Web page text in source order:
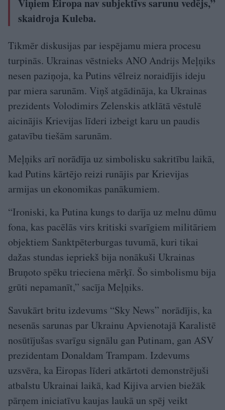
Viņiem Eiropa nav subjektīvs sarunu vedējs,”
skaidroja Kuleba.
Tikmēr diskusijas par iespējamu miera procesu
turpinās. Ukrainas vēstnieks ANO Andrijs Meļņiks
nesen paziņoja, ka Putins vēlreiz noraidījis ideju
par miera sarunām. Viņš atgādināja, ka Ukrainas
prezidents Volodimirs Zelenskis atklātā vēstulē
aicinājis Krievijas līderi izbeigt karu un paudis
gatavību tiešām sarunām.
Meļņiks arī norādīja uz simbolisku sakritību laikā,
kad Putins kārtējo reizi runājis par Krievijas
armijas un ekonomikas panākumiem.
“Ironiski, ka Putina kungs to darīja uz melnu dūmu
fona, kas pacēlās virs kritiski svarīgiem militāriem
objektiem Sanktpēterburgas tuvumā, kuri tikai
dažas stundas iepriekš bija nonākuši Ukrainas
Bruņoto spēku trieciena mērķī. Šo simbolismu bija
grūti nepamanīt,” sacīja Meļņiks.
Savukārt britu izdevums “Sky News” norādījis, ka
nesenās sarunas par Ukrainu Apvienotajā Karalistē
nosūtījušas svarīgu signālu gan Putinam, gan ASV
prezidentam Donaldam Trampam. Izdevums
uzsvēra, ka Eiropas līderi atkārtoti demonstrējuši
atbalstu Ukrainai laikā, kad Kijiva arvien biežāk
pārņem iniciatīvu kaujas laukā un spēj veikt